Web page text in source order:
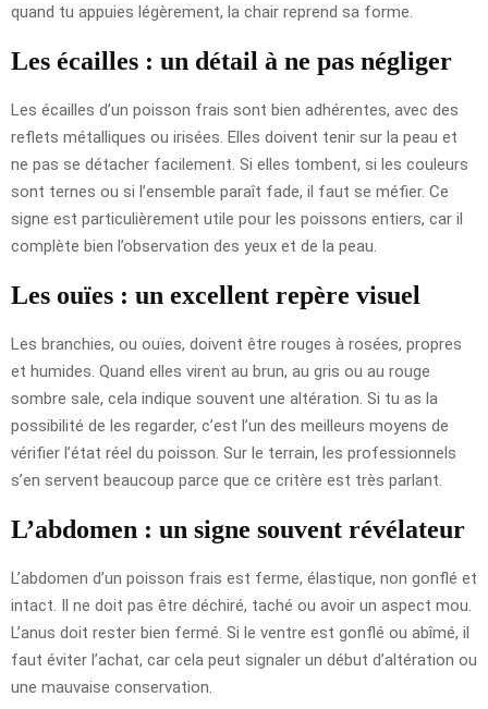
quand tu appuies légèrement, la chair reprend sa forme.
Les écailles : un détail à ne pas négliger
Les écailles d’un poisson frais sont bien adhérentes, avec des
reflets métalliques ou irisées. Elles doivent tenir sur la peau et
ne pas se détacher facilement. Si elles tombent, si les couleurs
sont ternes ou si l’ensemble paraît fade, il faut se méfier. Ce
signe est particulièrement utile pour les poissons entiers, car il
complète bien l’observation des yeux et de la peau.
Les ouïes : un excellent repère visuel
Les branchies, ou ouïes, doivent être rouges à rosées, propres
et humides. Quand elles virent au brun, au gris ou au rouge
sombre sale, cela indique souvent une altération. Si tu as la
possibilité de les regarder, c’est l’un des meilleurs moyens de
vérifier l’état réel du poisson. Sur le terrain, les professionnels
s’en servent beaucoup parce que ce critère est très parlant.
L’abdomen : un signe souvent révélateur
L’abdomen d’un poisson frais est ferme, élastique, non gonflé et
intact. Il ne doit pas être déchiré, taché ou avoir un aspect mou.
L’anus doit rester bien fermé. Si le ventre est gonflé ou abîmé, il
faut éviter l’achat, car cela peut signaler un début d’altération ou
une mauvaise conservation.